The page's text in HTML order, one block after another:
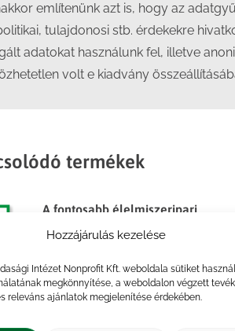
Hozzájárulás kezelése
Intézet Nonprofit Kft. weboldala sütiket
megkönnyítése, a weboldalon végzett
releváns ajánlatok megjelenítése érdekében.
említenünk azt is, hogy az
tulajdonosi stb. érdekekre
adatokat használunk fel, illetve
volt e kiadvány
termékek
A fontosabb élelmiszeripari
termékek költség- és